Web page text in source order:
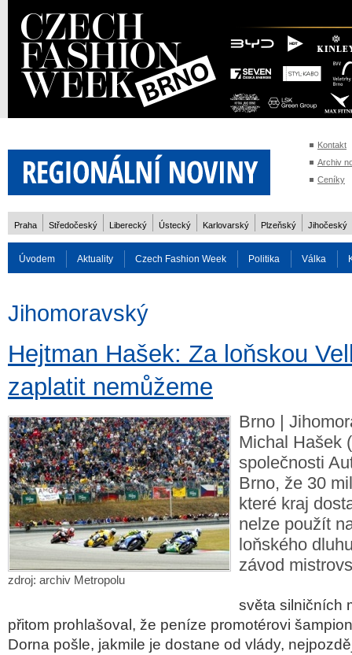
Kontakt
Archiv
Ceníky
Praha Středočeský Liberecký Ústecký Karlovarský Plzeňský Jihočeský
Úvodem Aktuality Czech Fashion Week Politika Válka
Jihomoravský
Hejtman Hašek: Za loňskou
zaplatit nemůžeme
zdroj: archiv Metropolu
Brno |
Michal Hašek
společnosti
Brno, že 30
které kraj
nelze použít
loňského
závod
světa silničních
přitom prohlašoval, že peníze promotérovi
Dorna pošle, jakmile je dostane od vlády,